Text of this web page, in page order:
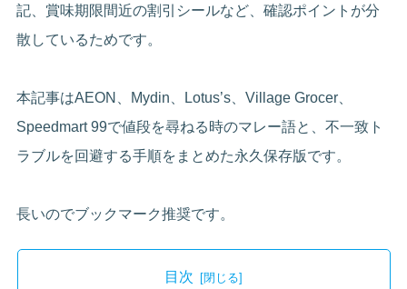
記、賞味期限間近の割引シールなど、確認ポイントが分
散しているためです。
本記事はAEON、Mydin、Lotus’s、Village Grocer、
Speedmart 99で値段を尋ねる時のマレー語と、不一致ト
ラブルを回避する手順をまとめた永久保存版です。
長いのでブックマーク推奨です。
目次